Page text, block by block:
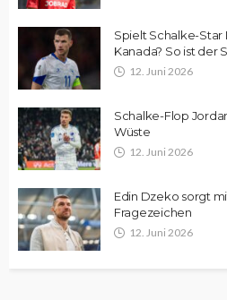
Spielt Schalke-
Kanada? So ist der
12. Juni 2026
Schalke-Flop
Wüste
12. Juni 2026
Edin Dzeko sorgt
Fragezeichen
12. Juni 2026